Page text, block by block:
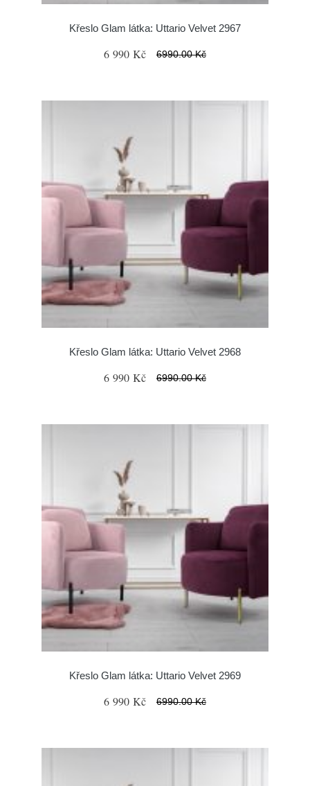
Křeslo Glam látka: Uttario Velvet 2967
6 990 Kč 6990.00 Kč
Křeslo Glam látka: Uttario Velvet 2968
6 990 Kč 6990.00 Kč
Křeslo Glam látka: Uttario Velvet 2969
6 990 Kč 6990.00 Kč